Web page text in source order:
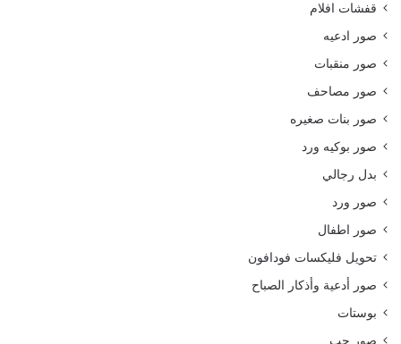
قفشات افلام
صور ادعيه
صور منقبات
صور مصاحف
صور بنات صغيره
صور بوكيه ورد
بدل رجالي
صور ورد
صور اطفال
تحويل فليكسات فودافون
صور أدعية وأذكار الصباح
بوستات
صور حب